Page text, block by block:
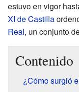
estuvo en vigor
XI de Castilla
Real, un conjunto
Contenido
¿Cómo surgió